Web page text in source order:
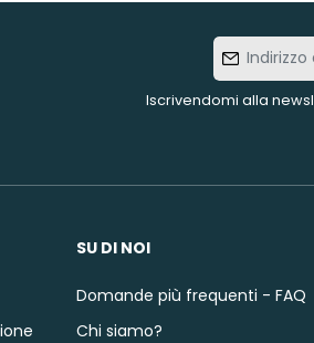
Indirizzo
e-mail
Iscrivendomi alla
SU DI NOI
Domande più frequenti - FAQ
Chi siamo?